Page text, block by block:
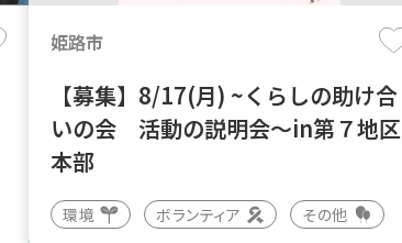
姫路市
【募集】8/17(月) ~くらしの助け合
いの会 活動の説明会～in第７地区
本部
環境 ボランティア その他